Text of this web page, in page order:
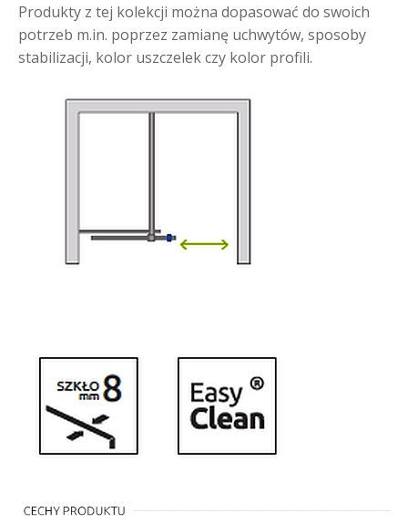
Produkty z tej kolekcji można dopasować do swoich
potrzeb m.in. poprzez zamianę uchwytów, sposoby
stabilizacji, kolor uszczelek czy kolor profili.